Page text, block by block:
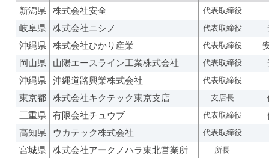
新潟県
株式会社安全 代表取締役
岐阜県 株式会社ニシノ 代表取締役
沖縄県
株式会社ひかり産業 代表取締役
岡山県
山陽エースライン工業株式会社 代表取締役
沖縄県
沖縄道路興業株式会社 代表取締役
東京都 株式会社キクテック東京支店 支店長
三重県
有限会社チュウブ 代表取締役
高知県
ウカテック株式会社 代表取締役
宮城県 株式会社アークノハラ東北営業所 所長